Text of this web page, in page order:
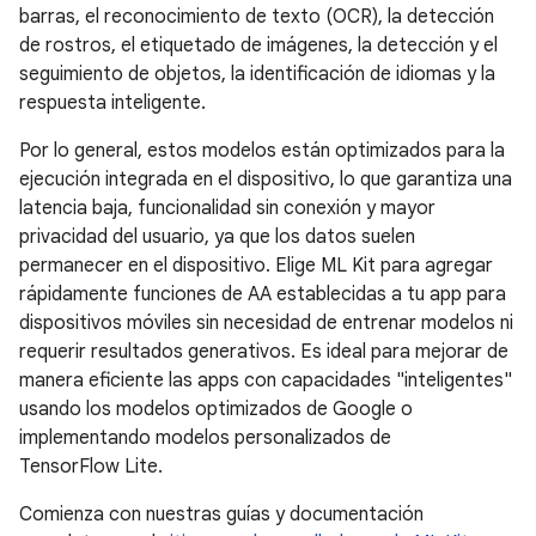
barras, el reconocimiento de texto (OCR), la detección
de rostros, el etiquetado de imágenes, la detección y el
seguimiento de objetos, la identificación de idiomas y la
respuesta inteligente.
Por lo general, estos modelos están optimizados para la
ejecución integrada en el dispositivo, lo que garantiza una
latencia baja, funcionalidad sin conexión y mayor
privacidad del usuario, ya que los datos suelen
permanecer en el dispositivo. Elige ML Kit para agregar
rápidamente funciones de AA establecidas a tu app para
dispositivos móviles sin necesidad de entrenar modelos ni
requerir resultados generativos. Es ideal para mejorar de
manera eficiente las apps con capacidades "inteligentes"
usando los modelos optimizados de Google o
implementando modelos personalizados de
TensorFlow Lite.
Comienza con nuestras guías y documentación